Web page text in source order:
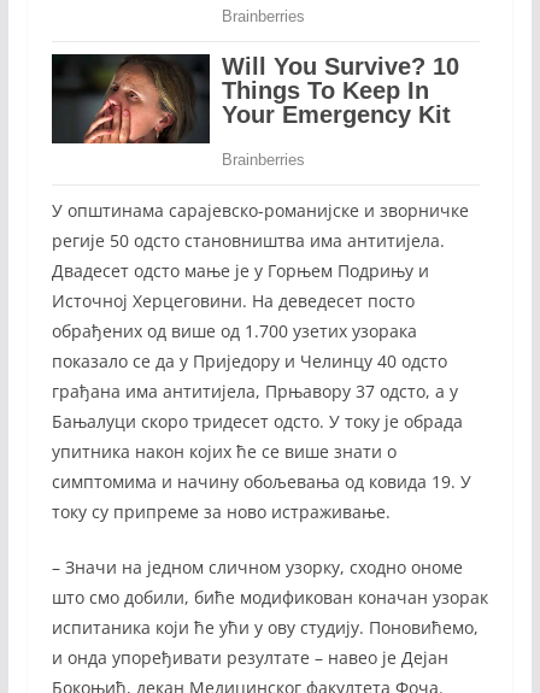
У општинама сарајевско-романијске и зворничке
регије 50 одсто становништва има антитијела.
Двадесет одсто мање је у Горњем Подрињу и
Источној Херцеговини. На деведесет посто
обрађених од више од 1.700 узетих узорака
показало се да у Приједору и Челинцу 40 одсто
грађана има антитијела, Прњавору 37 одсто, а у
Бањалуци скоро тридесет одсто. У току је обрада
упитника након којих ће се више знати о
симптомима и начину обољевања од ковида 19. У
току су припреме за ново истраживање.
– Значи на једном сличном узорку, сходно ономе
што смо добили, биће модификован коначан узорак
испитаника који ће ући у ову студију. Поновићемо,
и онда упоређивати резултате – навео је Дејан
Бокоњић, декан Медицинског факултета Фоча.